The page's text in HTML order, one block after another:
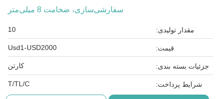
سفارشی‌سازی، ضخامت 8 میلی‌متر
مقدار تولیدی: 10
قیمت: Usd1-USD2000
جزئیات بسته بندی: کارتن
شرایط پرداخت: T/TL/C